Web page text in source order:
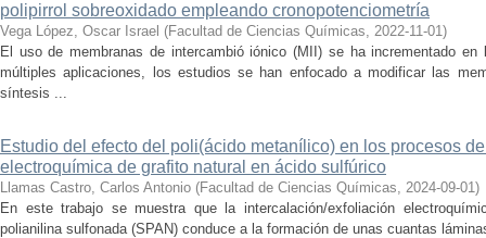
polipirrol sobreoxidado empleando cronopotenciometría
Vega López, Oscar Israel (Facultad de Ciencias Químicas, 2022-11-01)
El uso de membranas de intercambió iónico (MII) se ha incrementado
múltiples aplicaciones, los estudios se han enfocado a modificar las
síntesis ...
Estudio del efecto del poli(ácido metanílico) en los procesos
electroquímica de grafito natural en ácido sulfúrico
Llamas Castro, Carlos Antonio (Facultad de Ciencias Químicas, 2024-09-01)
En este trabajo se muestra que la intercalación/exfoliación
polianilina sulfonada (SPAN) conduce a la formación de unas cuantas